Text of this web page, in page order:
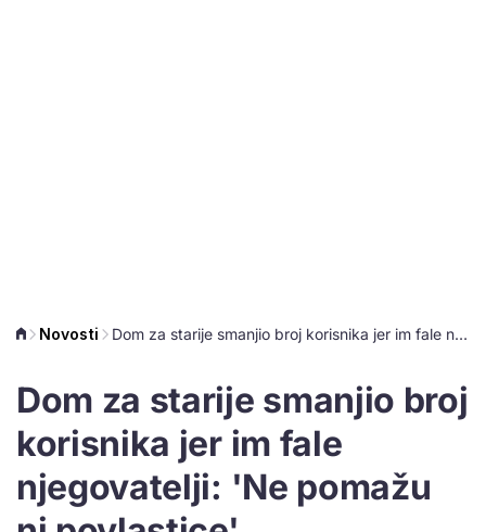
Novosti Dom za starije smanjio broj korisnika jer im fale njegovatelji: 'Ne pomažu ni povlastice'
Dom za starije smanjio broj
korisnika jer im fale
njegovatelji: 'Ne pomažu